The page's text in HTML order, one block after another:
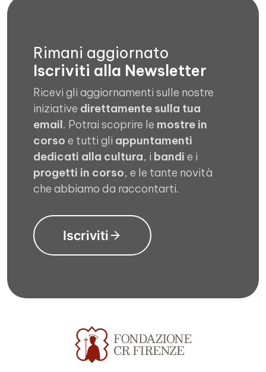
Rimani aggiornato
Iscriviti alla Newsletter
Ricevi gli aggiornamenti sulle nostre
iniziative direttamente sulla tua
email. Potrai scoprire le mostre in
corso e tutti gli appuntamenti
dedicati alla cultura, i bandi e i
progetti in corso, e le tante novità
che abbiamo da raccontarti.
Iscriviti